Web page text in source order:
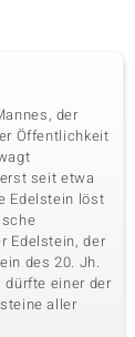
der
Öffentlichkeit
seit etwa
Edelstein löst
Edelstein, der
des 20. Jh.
einer der
aller